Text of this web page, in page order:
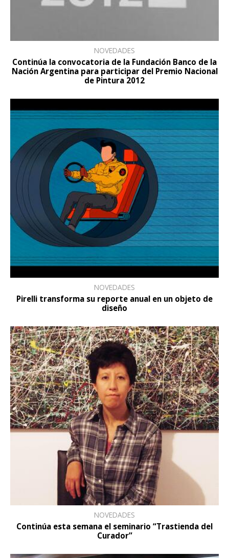
NOVEDADES
Continúa la convocatoria de la Fundación Banco de la
Nación Argentina para participar del Premio Nacional
de Pintura 2012
NOVEDADES
Pirelli transforma su reporte anual en un objeto de
diseño
NOVEDADES
Continúa esta semana el seminario “Trastienda del
Curador”